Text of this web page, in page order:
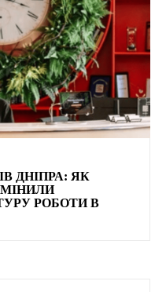
ДНІПРА: ЯК
РОБОТИ В